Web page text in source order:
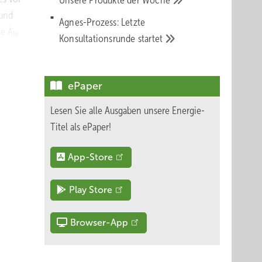
sich
zur
Agnes-Prozess: Letzte
Konsultationsrunde startet
ePaper
Lesen Sie alle Ausgaben unsere Energie-
Titel als ePaper!
App-Store
Play Store
Browser-App